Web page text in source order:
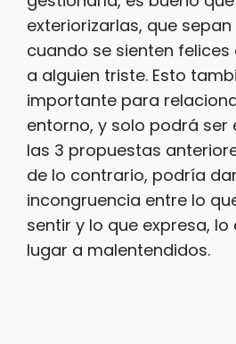
exteriorizarlas, que
cuando se sienten
a alguien triste. Esto
importante para
entorno, y solo podrá
las 3 propuestas
de lo contrario, podría
incongruencia entre lo
sentir y lo que expresa,
lugar a malentendidos.